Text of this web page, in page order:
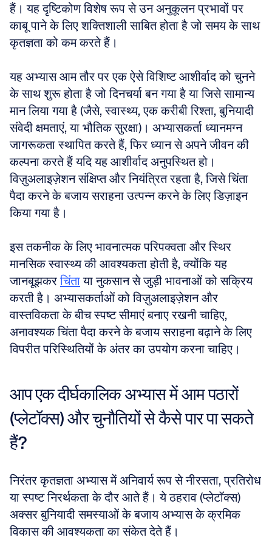
हैं। यह दृष्टिकोण विशेष रूप से उन अनुकूलन प्रभावों पर
काबू पाने के लिए शक्तिशाली साबित होता है जो समय के साथ
कृतज्ञता को कम करते हैं।
यह अभ्यास आम तौर पर एक ऐसे विशिष्ट आशीर्वाद को चुनने
के साथ शुरू होता है जो दिनचर्या बन गया है या जिसे सामान्य
मान लिया गया है (जैसे, स्वास्थ्य, एक करीबी रिश्ता, बुनियादी
संवेदी क्षमताएं, या भौतिक सुरक्षा)। अभ्यासकर्ता ध्यानमग्न
जागरूकता स्थापित करते हैं, फिर ध्यान से अपने जीवन की
कल्पना करते हैं यदि यह आशीर्वाद अनुपस्थित हो।
विज़ुअलाइज़ेशन संक्षिप्त और नियंत्रित रहता है, जिसे चिंता
पैदा करने के बजाय सराहना उत्पन्न करने के लिए डिज़ाइन
किया गया है।
इस तकनीक के लिए भावनात्मक परिपक्वता और स्थिर
मानसिक स्वास्थ्य की आवश्यकता होती है, क्योंकि यह
जानबूझकर चिंता या नुकसान से जुड़ी भावनाओं को सक्रिय
करती है। अभ्यासकर्ताओं को विज़ुअलाइज़ेशन और
वास्तविकता के बीच स्पष्ट सीमाएं बनाए रखनी चाहिए,
अनावश्यक चिंता पैदा करने के बजाय सराहना बढ़ाने के लिए
विपरीत परिस्थितियों के अंतर का उपयोग करना चाहिए।
आप एक दीर्घकालिक अभ्यास में आम पठारों
(प्लेटॉक्स) और चुनौतियों से कैसे पार पा सकते
हैं?
निरंतर कृतज्ञता अभ्यास में अनिवार्य रूप से नीरसता, प्रतिरोध
या स्पष्ट निरर्थकता के दौर आते हैं। ये ठहराव (प्लेटॉक्स)
अक्सर बुनियादी समस्याओं के बजाय अभ्यास के क्रमिक
विकास की आवश्यकता का संकेत देते हैं।